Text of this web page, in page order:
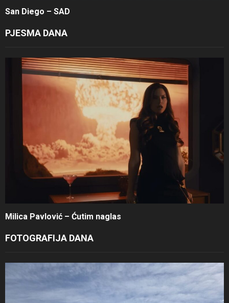
San Diego – SAD
PJESMA DANA
Milica Pavlović – Ćutim naglas
FOTOGRAFIJA DANA